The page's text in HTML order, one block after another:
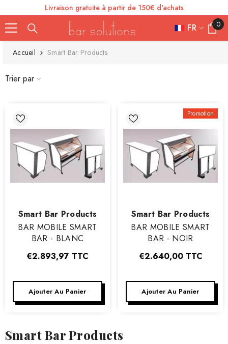
SE RENDRE AU CONTENU
Livraison gratuite à partir de 150€ d'achats
FR
FR
DE
0
0
article
Accueil Smart Bar Products
Trier par
Vendeur
:
Smart Bar Products
BAR MOBILE SMART
BAR - BLANC
€2.893,97 TTC
Ajouter Au Panier
Promotion
Vendeur
:
Smart Bar Products
BAR MOBILE SMART
BAR - NOIR
€2.640,00 TTC
Ajouter Au Panier
Smart Bar Products